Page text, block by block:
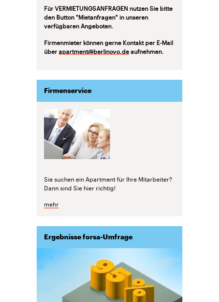
Für VERMIETUNGSANFRAGEN nutzen Sie bitte
den Button "Mietanfragen" in unseren
verfügbaren Angeboten.
Firmenmieter können gerne Kontakt per E-Mail
überapartment@berlinovo.deaufnehmen.
Firmenservice
Sie suchen ein Apartment für Ihre Mitarbeiter?
Dann sind Sie hier richtig!
mehr
Ergebnisse forsa-Umfrage